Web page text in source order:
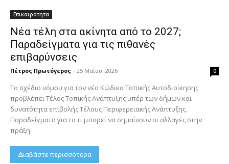
Επικαιρότητα
Νέα τέλη στα ακίνητα από το 2027;
Παραδείγματα για τις πιθανές
επιβαρύνσεις
Πέτρος Πρωτόγερος - 25 Μαΐου, 2026 0
Το σχέδιο νόμου για τον νέο Κώδικα Τοπικής Αυτοδιοίκησης
προβλέπει Τέλος Τοπικής Ανάπτυξης υπέρ των δήμων και
δυνατότητα επιβολής Τέλους Περιφερειακής Ανάπτυξης.
Παραδείγματα για το τι μπορεί να σημαίνουν οι αλλαγές στην
πράξη.
Διαβάστε περισσότερα